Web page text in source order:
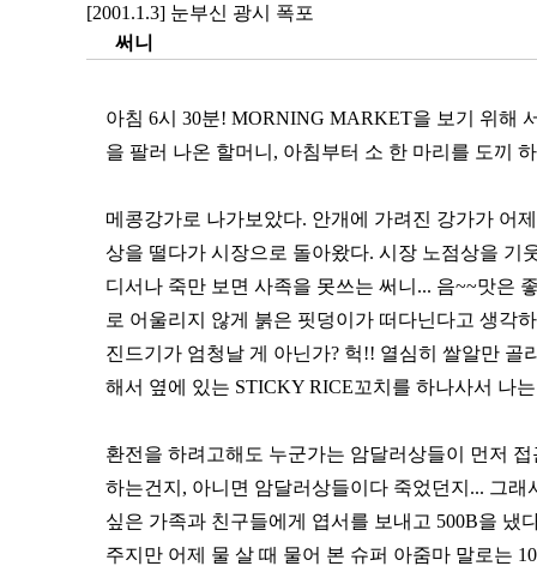
[2001.1.3] 눈부신 광시 폭포
써니
아침 6시 30분! MORNING MARKET을 보기 위해
을 팔러 나온 할머니, 아침부터 소 한 마리를 도끼
메콩강가로 나가보았다. 안개에 가려진 강가가 어
상을 떨다가 시장으로 돌아왔다. 시장 노점상을 기
디서나 죽만 보면 사족을 못쓰는 써니... 음~~맛은
로 어울리지 않게 붉은 핏덩이가 떠다닌다고 생각
진드기가 엄청날 게 아닌가? 헉!! 열심히 쌀알만
해서 옆에 있는 STICKY RICE꼬치를 하나사서 나
환전을 하려고해도 누군가는 암달러상들이 먼저
하는건지, 아니면 암달러상들이다 죽었던지... 그
싶은 가족과 친구들에게 엽서를 보내고 500B을 냈
주지만 어제 물 살 때 물어 본 슈퍼 아줌마 말로는